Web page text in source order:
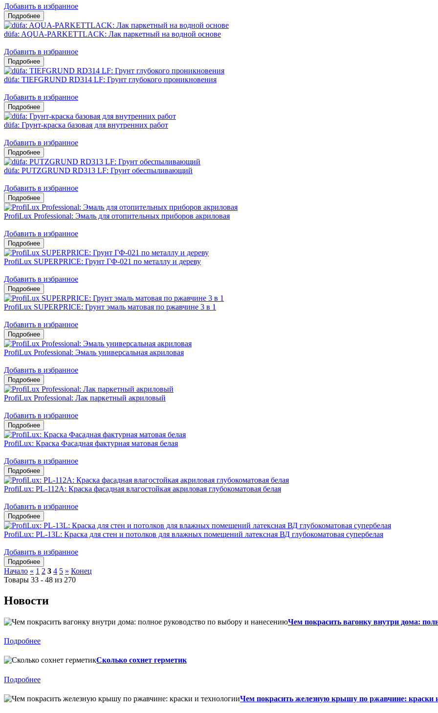
Добавить в избранное
düfa: AQUA-PARKETTLACK: Лак паркетный на водной основе
Добавить в избранное
düfa: TIEFGRUND RD314 LF: Грунт глубокого проникновения
Добавить в избранное
düfa: Грунт-краска базовая для внутренних работ
Добавить в избранное
düfa: PUTZGRUND RD313 LF: Грунт обеспыливающий
Добавить в избранное
ProfiLux Professional: Эмаль для отопительных приборов акриловая
Добавить в избранное
ProfiLux SUPERPRICE: Грунт ГФ-021 по металлу и дереву
Добавить в избранное
ProfiLux SUPERPRICE: Грунт эмаль матовая по ржавчине 3 в 1
Добавить в избранное
ProfiLux Professional: Эмаль универсальная акриловая
Добавить в избранное
ProfiLux Professional: Лак паркетный акриловый
Добавить в избранное
ProfiLux: Краска Фасадная фактурная матовая белая
Добавить в избранное
ProfiLux: PL-112А: Краска фасадная влагостойкая акриловая глубокоматовая белая
Добавить в избранное
ProfiLux: PL-13L: Краска для стен и потолков для влажных помещений латексная ВД глубокоматовая супербелая
Добавить в избранное
Начало « 1 2 3 4 5 » Конец
Товары 33 - 48 из 270
Новости
Чем покрасить вагонку внутри дома:
Подробнее
Сколько сохнет герметик
Подробнее
Чем покрасить железную крышу по ржавчине: краски